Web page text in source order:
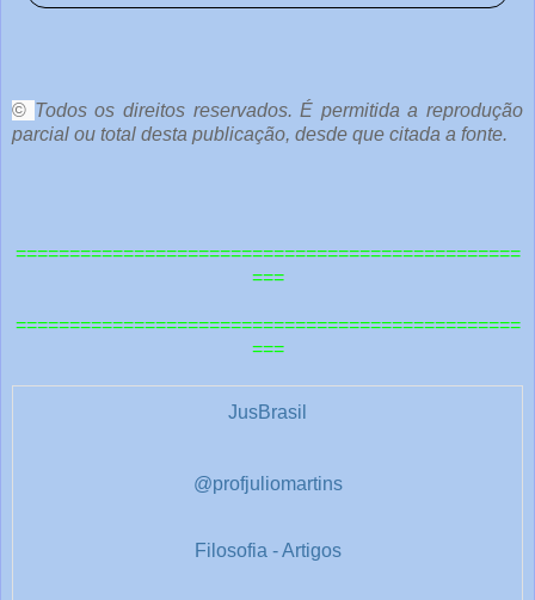
ê
u
a
1
© Todos os direitos reservados. É permitida a reprodução
parcial ou total desta publicação, desde que citada a fonte.
===============================================
===
===============================================
===
JusBrasil
@profjuliomartins
Filosofia - Artigos